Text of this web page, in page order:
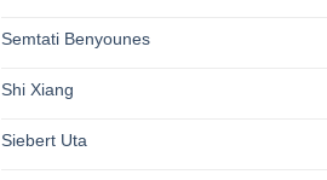
Semtati Benyounes
Shi Xiang
Siebert Uta